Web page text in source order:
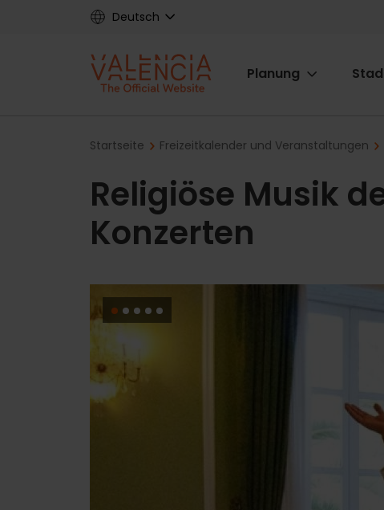
Deutsch
Main
Planung
Breadcrumb
Startseite Freizeitkalender und Veranstaltungen
Religiöse Musik
Konzerten